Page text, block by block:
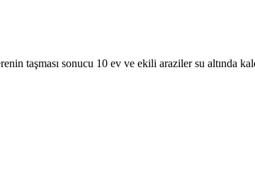
taşması sonucu 10 ev ve ekili araziler su altında